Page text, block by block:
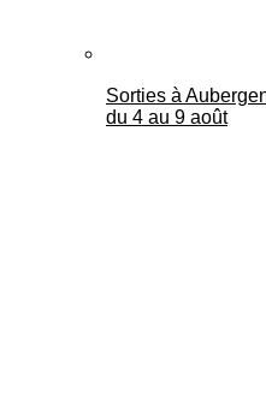
Sorties à
du 4 au 9 août